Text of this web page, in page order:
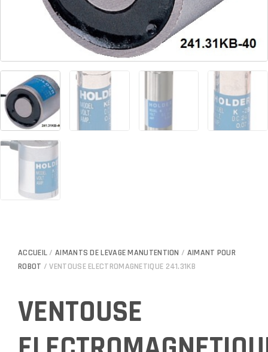
ACCUEIL /AIMANTS DE LEVAGE MANUTENTION / AIMANT POUR
ROBOT / VENTOUSE ELECTROMAGNETIQUE 241.31KB
VENTOUSE